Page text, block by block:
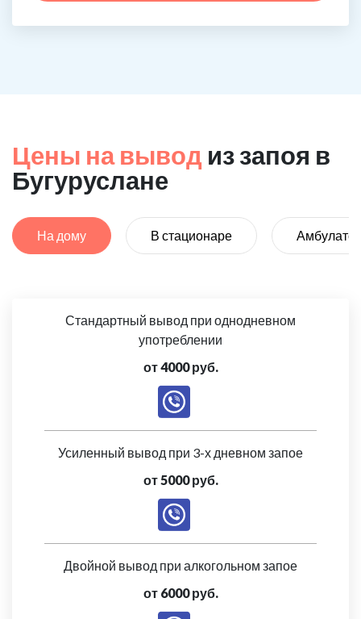
Цены на вывод из запоя в
Бугуруслане
На дому В стационаре
Стандартный вывод при однодневном
употреблении
от 4000 руб.
Усиленный вывод при 3-х дневном запое
от 5000 руб.
Двойной вывод при алкогольном запое
от 6000 руб.